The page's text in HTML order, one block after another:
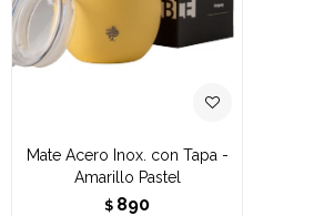
Mate Acero Inox. con Tapa -
Amarillo Pastel
$ 890